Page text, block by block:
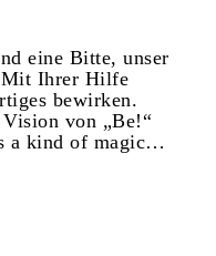
eine Bitte, unser
Mit Ihrer Hilfe
bewirken.
Vision von „Be!“
a kind of magic…